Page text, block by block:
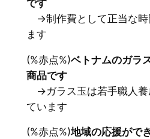
です
→制作費として正当な時
ます
(%赤点%)ベトナムのガラ
商品です
→ガラス玉は若手職人養
ています
(%赤点%)地域の応援がで